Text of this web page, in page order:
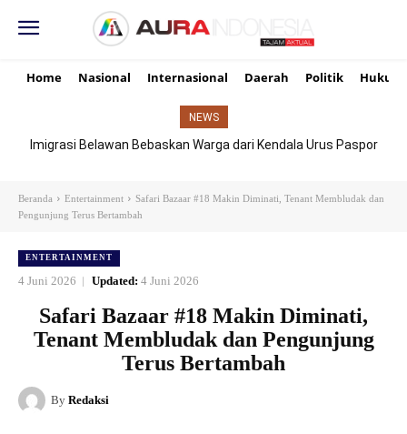
Home Nasional Internasional Daerah Politik Hukum
NEWS
Imigrasi Belawan Bebaskan Warga dari Kendala Urus Paspor
Beranda Entertainment
Safari Bazaar #18 Makin Diminati, Tenant Membludak dan
Pengunjung Terus Bertambah
ENTERTAINMENT
4 Juni 2026 Updated: 4 Juni 2026
Safari Bazaar #18 Makin Diminati,
Tenant Membludak dan Pengunjung
Terus Bertambah
By Redaksi